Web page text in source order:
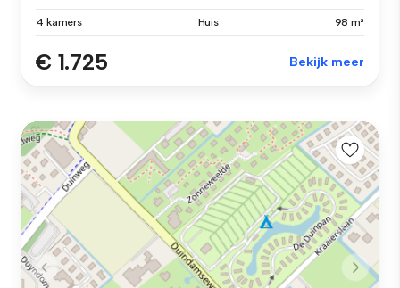
4 kamers Huis 98 m²
€ 1.725 Bekijk meer